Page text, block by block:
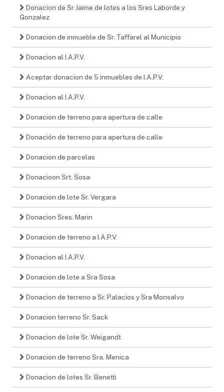
Donacion de Sr Jaime de lotes a los Sres Laborde y
Gonzalez
Donacion de inmueble de Sr. Taffarel al Municipio
Donacion al I.A.P.V.
Aceptar donacion de 5 inmuebles de I.A.P.V.
Donacion al I.A.P.V.
Donacion de terreno para apertura de calle
Donación de terreno para apertura de calle
Donacion de parcelas
Donacioon Srt. Sosa
Donacion de lote Sr. Vergara
Donacion Sres. Marin
Donacion de terreno a I.A.P.V.
Donacion al I.A.P.V.
Donacion de lote a Sra Sosa
Donacion de terreno a Sr. Palacios y Sra Monsalvo
Donacion terreno Sr. Sack
Donacion de lote Sr. Weigandt
Donacion de terreno Sra. Menica
Donacion de lotes Sr. Benetti